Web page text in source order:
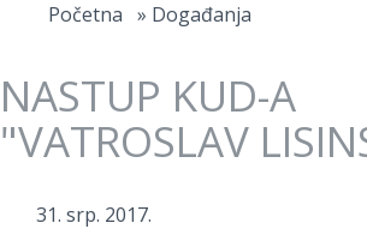
Početna » Događanja
NASTUP KUD-A
"VATROSLAV
31. srp. 2017.